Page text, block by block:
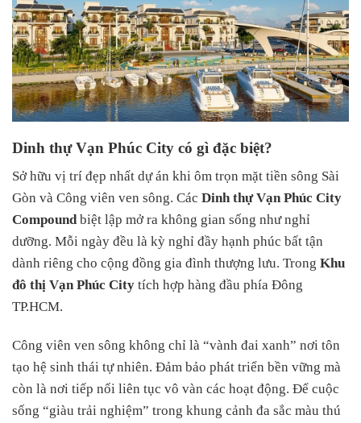
Dinh thự Vạn Phúc City có gì đặc biệt?
Sở hữu vị trí đẹp nhất dự án khi ôm trọn mặt tiền sông Sài
Gòn và Công viên ven sông. Các Dinh thự Vạn Phúc City
Compoundbiệt lập mở ra không gian sống như nghỉ
dưỡng. Mỗi ngày đều là kỳ nghỉ đầy hạnh phúc bất tận
dành riêng cho cộng đồng gia đình thượng lưu. Trong Khu
đô thị Vạn Phúc City tích hợp hàng đầu phía Đông
TP.HCM.
Công viên ven sông không chỉ là “vành đai xanh” nơi tôn
tạo hệ sinh thái tự nhiên. Đảm bảo phát triển bền vững mà
còn là nơi tiếp nối liên tục vô vàn các hoạt động. Để cuộc
sống “giàu trải nghiệm” trong khung cảnh đa sắc màu thú